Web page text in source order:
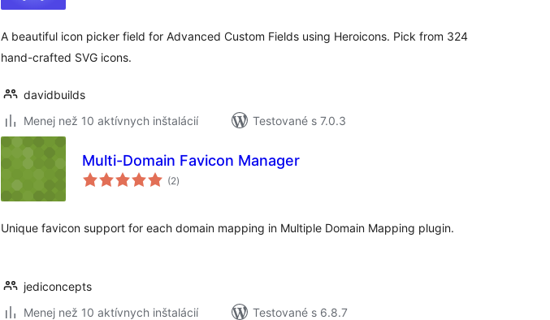
A beautiful icon picker field for Advanced Custom Fields using Heroicons. Pick from 324
hand-crafted SVG icons.
davidbuilds
Menej než 10 aktívnych inštalácií
Testované s 7.0.3
Multi-Domain Favicon Manager
(2celkové
hodnotenie
)
Unique favicon support for each domain mapping in Multiple Domain Mapping plugin.
jediconcepts
Menej než 10 aktívnych inštalácií
Testované s 6.8.7